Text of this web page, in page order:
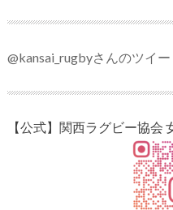
@kansai_rugbyさんのツイー
【公式】関西ラグビー協